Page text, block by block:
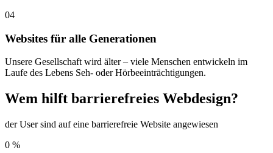
04
Websites für alle Generationen
Unsere Gesellschaft wird älter – viele Menschen entwickeln im
Laufe des Lebens Seh- oder Hörbeeinträchtigungen.
Wem hilft barrierefreies Webdesign?
der User sind auf eine barrierefreie Website angewiesen
0 %